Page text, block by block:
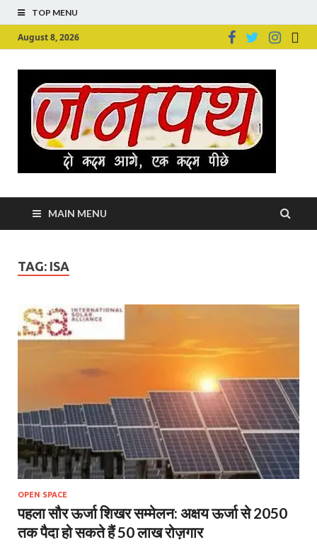
TOP MENU
August 8, 2026
MAIN MENU
TAG: ISA
OPEN SPACE
पहला सौर ऊर्जा शिखर सम्मेलन: अक्षय ऊर्जा से 2050
तक पैदा हो सकते हैं 50 लाख रोज़गार